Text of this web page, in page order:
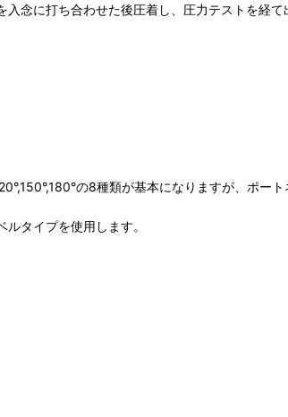
念に打ち合わせた後圧着し、圧力テストを経て
の8種類が基本になりますが、ポー
タイプを使用します。